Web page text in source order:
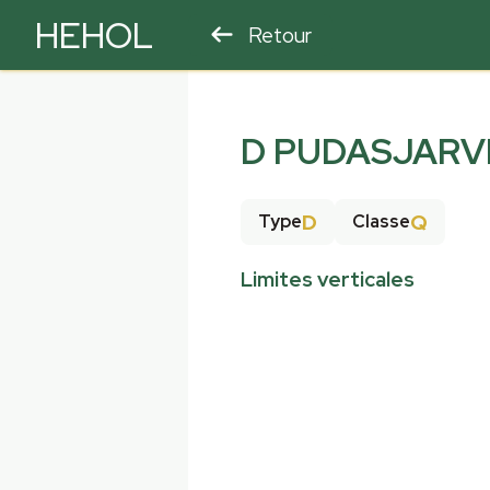
HEHOL Retour
D
TypeD ClasseQ
Limites verticales